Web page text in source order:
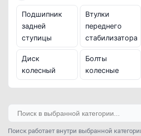
Подшипник
задней
ступицы
Втулки
переднего
стабилизатора
Диск
колесный
Болты
колесные
Поиск работает внутри выбранной